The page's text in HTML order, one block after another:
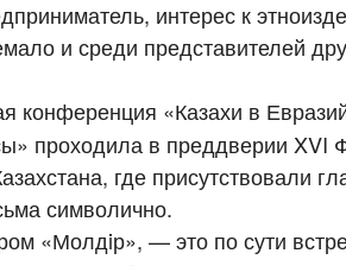
интерес к
и среди представителей
конференция «Казахи в
проходила в преддверии XVI
где присутствовали
символично.
«Молдiр», — это по сути